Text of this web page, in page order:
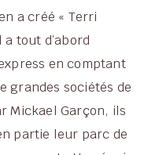
a créé « Terri
tout d’abord
en comptant
grandes sociétés de
Mickael Garçon, ils
partie leur parc de